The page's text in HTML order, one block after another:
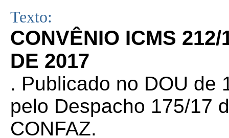
Texto:
CONVÊNIO ICMS
DE 2017
. Publicado no DOU de
pelo Despacho 175/17
CONFAZ.